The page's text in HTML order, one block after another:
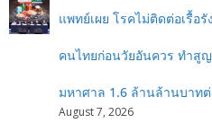
แพทย์เผย โรคไม่ติดต่อเรื้อ
คนไทยก่อนวัยอันควร ทำสูญ
มหาศาล 1.6 ล้านล้านบาท
August 7, 2026